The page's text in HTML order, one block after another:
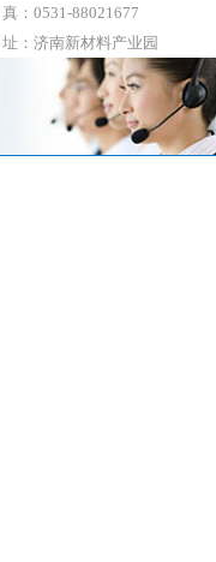
：0531-88021677
：济南新材料产业园